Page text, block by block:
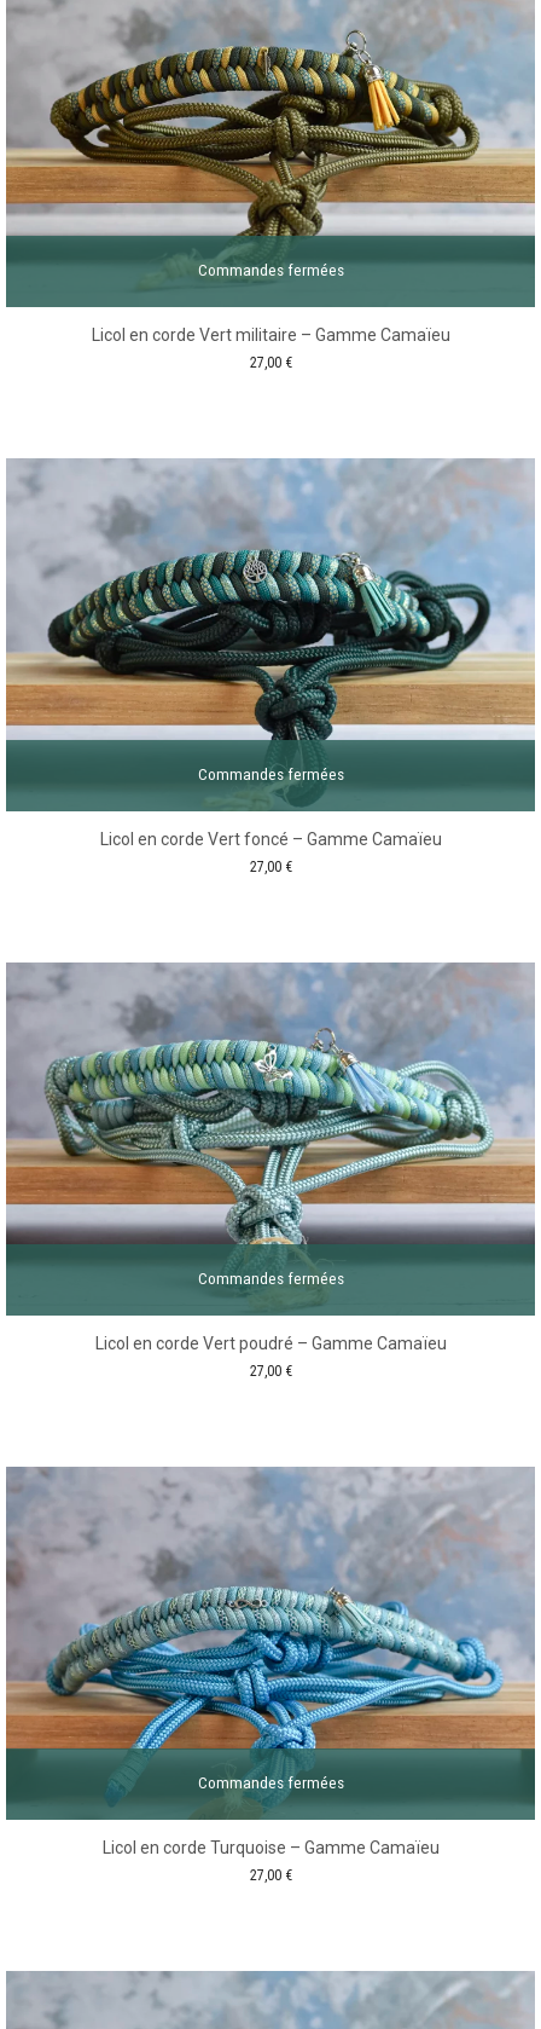
Commandes fermées
Licol en corde Vert militaire – Gamme Camaïeu
27,00 €
Commandes fermées
Licol en corde Vert foncé – Gamme Camaïeu
27,00 €
Commandes fermées
Licol en corde Vert poudré – Gamme Camaïeu
27,00 €
Commandes fermées
Licol en corde Turquoise – Gamme Camaïeu
27,00 €